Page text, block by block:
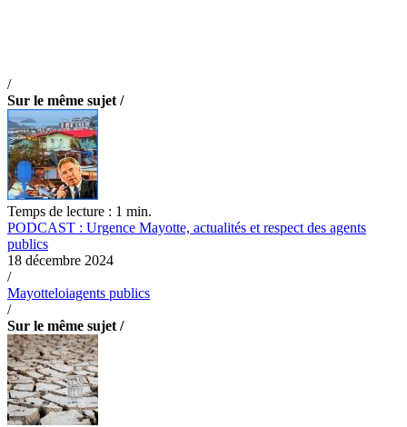
/
Sur le même sujet /
Temps de lecture : 1 min.
PODCAST : Urgence Mayotte, actualités et respect des agents
publics
18 décembre 2024
/
Mayotteloiagents publics
/
Sur le même sujet /